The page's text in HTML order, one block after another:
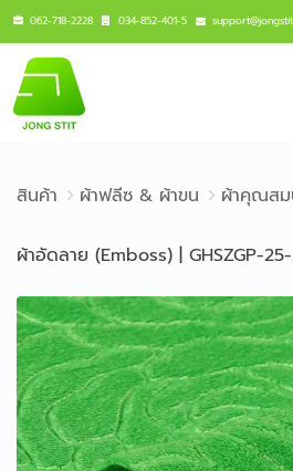
062-718-2228 034-852-401-5
สินค้า ผ้าฟลีซ & ผ้าขน ผ้าคุณส
ผ้าอัดลาย (Emboss) | GHSZGP-